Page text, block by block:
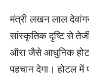
मंत्री लखन लाल
सांस्कृतिक दृष्टि से
ऑरा जैसे आधुनिक
पहचान देगा। होटल में